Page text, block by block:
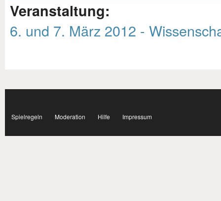
Veranstaltung:
6. und 7. März 2012 -
Spielregeln Moderation Hilfe Impressum